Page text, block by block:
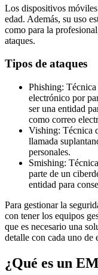
Los dispositivos
edad. Además, su uso
como para la
ataques.
Tipos de ataques
Phishing:
electrónico por
ser una entidad
como correo
Vishing: Técnica
llamada
personales.
Smishing:
parte de un
entidad para
Para gestionar la
con tener los equipos
que es necesario una
detalle con cada uno de
¿Qué es un